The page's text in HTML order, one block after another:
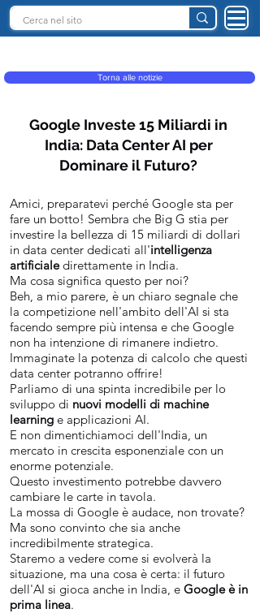
Torna alle notizie
Google Investe 15 Miliardi in
India: Data Center AI per
Dominare il Futuro?
Amici, preparatevi perché Google sta per
fare un botto! Sembra che Big G stia per
investire la bellezza di 15 miliardi di dollari
in data center dedicati all'intelligenza
artificialedirettamente in India.
Ma cosa significa questo per noi?
Beh, a mio parere, è un chiaro segnale che
la competizione nell'ambito dell'AI si sta
facendo sempre più intensa e che Google
non ha intenzione di rimanere indietro.
Immaginate la potenza di calcolo che questi
data center potranno offrire!
Parliamo di una spinta incredibile per lo
sviluppo di nuovi modelli di machine
learning e applicazioni AI.
E non dimentichiamoci dell'India, un
mercato in crescita esponenziale con un
enorme potenziale.
Questo investimento potrebbe davvero
cambiare le carte in tavola.
La mossa di Google è audace, non trovate?
Ma sono convinto che sia anche
incredibilmente strategica.
Staremo a vedere come si evolverà la
situazione, ma una cosa è certa: il futuro
dell'AI si gioca anche in India, e Google è in
prima linea.